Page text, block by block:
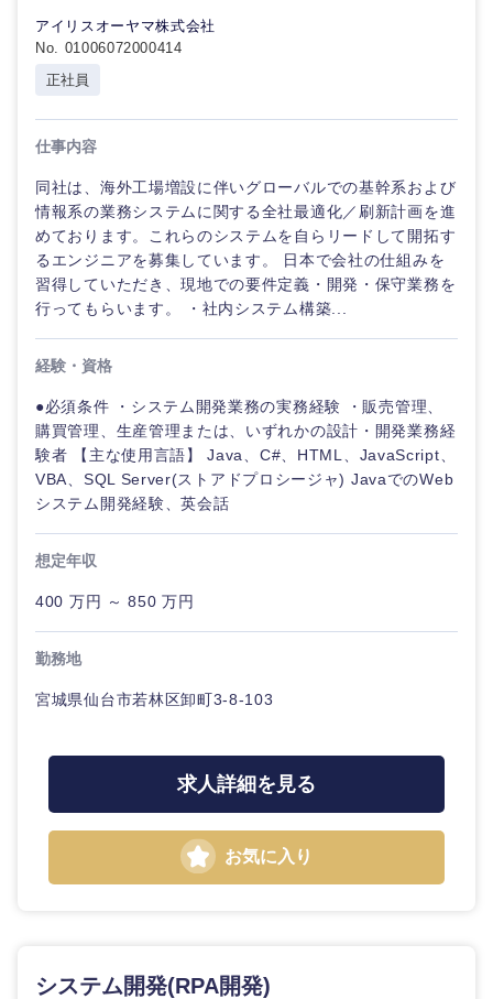
東海地方
岐阜県 静岡県
愛知県 三重県
京都府
奈良県
アイリスオーヤマ株式会社
No. 01006072000414
正社員
仕事内容
同社は、海外工場増設に伴いグローバルでの基幹系および
情報系の業務システムに関する全社最適化／刷新計画を進
めております。これらのシステムを自らリードして開拓す
るエンジニアを募集しています。 日本で会社の仕組みを
習得していただき、現地での要件定義・開発・保守業務を
行ってもらいます。 ・社内システム構築...
経験・資格
●必須条件 ・システム開発業務の実務経験 ・販売管理、
購買管理、生産管理または、いずれかの設計・開発業務経
験者 【主な使用言語】 Java、C#、HTML、JavaScript、
VBA、SQL Server(ストアドプロシージャ) JavaでのWeb
システム開発経験、英会話
想定年収
400 万円 ～ 850 万円
勤務地
宮城県仙台市若林区卸町3-8-103
求人詳細を見る
お気に入り
システム開発(RPA開発)